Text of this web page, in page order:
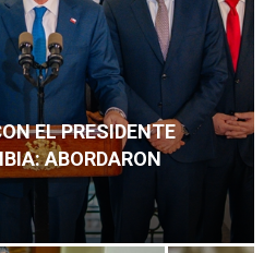
EL PRESIDENTE
ABORDARON